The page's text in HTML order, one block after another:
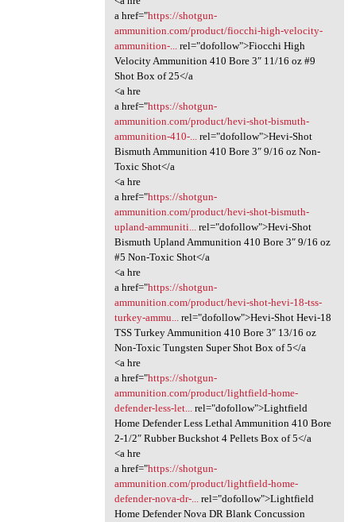
a href="https://shotgun-
ammunition.com/product/fiocchi-high-velocity-
ammunition-...rel="dofollow">Fiocchi High
Velocity Ammunition 410 Bore 3″ 11/16 oz #9
Shot Box of 25</a
<a hre
a href="https://shotgun-
ammunition.com/product/hevi-shot-bismuth-
ammunition-410-...rel="dofollow">Hevi-Shot
Bismuth Ammunition 410 Bore 3″ 9/16 oz Non-
Toxic Shot</a
<a hre
a href="https://shotgun-
ammunition.com/product/hevi-shot-bismuth-
upland-ammuniti...rel="dofollow">Hevi-Shot
Bismuth Upland Ammunition 410 Bore 3″ 9/16 oz
#5 Non-Toxic Shot</a
<a hre
a href="https://shotgun-
ammunition.com/product/hevi-shot-hevi-18-tss-
turkey-ammu...rel="dofollow">Hevi-Shot Hevi-18
TSS Turkey Ammunition 410 Bore 3″ 13/16 oz
Non-Toxic Tungsten Super Shot Box of 5</a
<a hre
a href="https://shotgun-
ammunition.com/product/lightfield-home-
defender-less-let...rel="dofollow">Lightfield
Home Defender Less Lethal Ammunition 410 Bore
2-1/2″ Rubber Buckshot 4 Pellets Box of 5</a
<a hre
a href="https://shotgun-
ammunition.com/product/lightfield-home-
defender-nova-dr-...rel="dofollow">Lightfield
Home Defender Nova DR Blank Concussion